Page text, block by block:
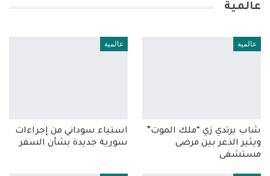
عالمية
عالمية
شاب يرتدي زي “ملك الموت”
ويثير الذعر بين مرضى
مستشفى
عالمية
استياء سوداني من إجراءات
سورية جديدة بشأن السفر